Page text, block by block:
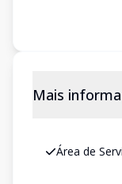
Mais
Área de